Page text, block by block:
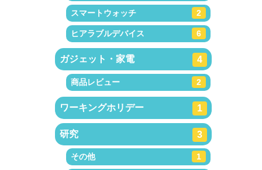
スマートウォッチ 2
ヒアラブルデバイス 6
ガジェット・家電 4
商品レビュー 2
ワーキングホリデー 1
研究 3
その他 1